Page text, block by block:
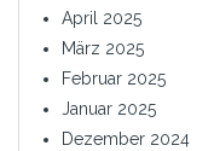
April 2025
März 2025
Februar 2025
Januar 2025
Dezember 2024